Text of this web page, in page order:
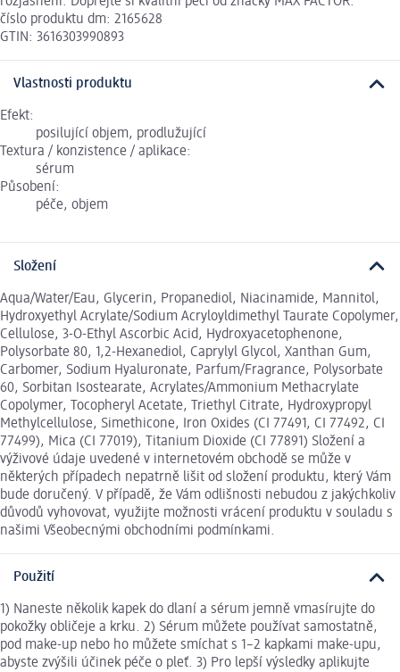
číslo produktu dm: 2165628
GTIN: 3616303990893
Vlastnosti produktu
Efekt:
posilující objem, prodlužující
Textura / konzistence / aplikace:
sérum
Působení:
péče, objem
Složení
Aqua/Water/Eau, Glycerin, Propanediol, Niacinamide, Mannitol,
Hydroxyethyl Acrylate/Sodium Acryloyldimethyl Taurate Copolymer,
Cellulose, 3-O-Ethyl Ascorbic Acid, Hydroxyacetophenone,
Polysorbate 80, 1,2-Hexanediol, Caprylyl Glycol, Xanthan Gum,
Carbomer, Sodium Hyaluronate, Parfum/Fragrance, Polysorbate
60, Sorbitan Isostearate, Acrylates/Ammonium Methacrylate
Copolymer, Tocopheryl Acetate, Triethyl Citrate, Hydroxypropyl
Methylcellulose, Simethicone, Iron Oxides (CI 77491, CI 77492, CI
77499), Mica (CI 77019), Titanium Dioxide (CI 77891) Složení a
výživové údaje uvedené v internetovém obchodě se může v
některých případech nepatrně lišit od složení produktu, který Vám
bude doručený. V případě, že Vám odlišnosti nebudou z jakýchkoliv
důvodů vyhovovat, využijte možnosti vrácení produktu v souladu s
našimi Všeobecnými obchodními podmínkami.
Použití
1) Naneste několik kapek do dlaní a sérum jemně vmasírujte do
pokožky obličeje a krku. 2) Sérum můžete používat samostatně,
pod make-up nebo ho můžete smíchat s 1–2 kapkami make-upu,
abyste zvýšili účinek péče o pleť. 3) Pro lepší výsledky aplikujte